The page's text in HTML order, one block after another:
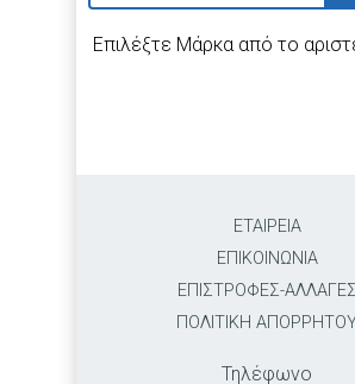
Επιλέξτε Μάρκα από το
ΕΤΑΙΡΕΙΑ
ΕΠΙΚΟΙΝΩΝΙΑ
ΕΠΙΣΤΡΟΦΕΣ-ΑΛΛΑΓΕΣ
ΠΟΛΙΤΙΚΗ
Τηλέφωνο